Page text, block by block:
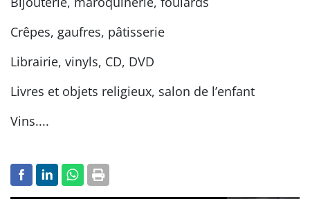
Crêpes, gaufres, pâtisserie
Librairie, vinyls, CD, DVD
Livres et objets religieux, salon de l’enfant
Vins....